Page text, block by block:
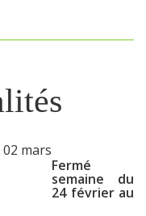
Fermé
semaine du
24 février au